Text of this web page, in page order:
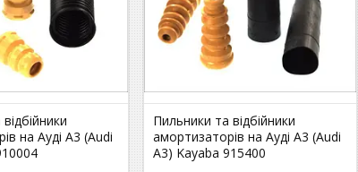
на Ауді A3 (Audi
Пильники та відбійники
амортизаторів на Ауді A3 (Audi
A3) Kayaba 915400